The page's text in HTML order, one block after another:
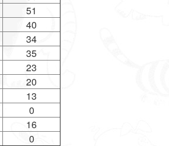
51
40
34
35
23
20
13
0
16
0